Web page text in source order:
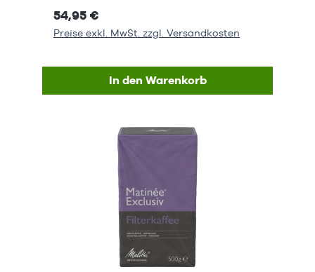
54,95 €
Preise exkl. MwSt. zzgl. Versandkosten
In den Warenkorb